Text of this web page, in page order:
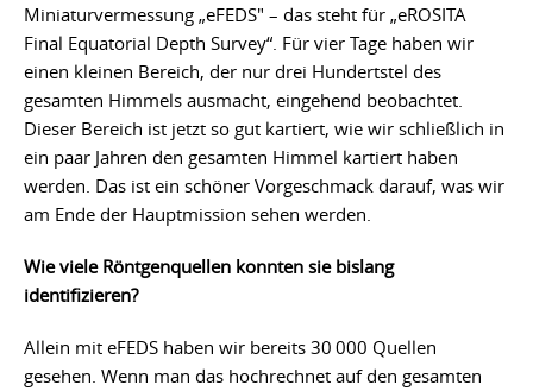
Miniaturvermessung „eFEDS" – das steht für „eROSITA
Final Equatorial Depth Survey“. Für vier Tage haben wir
einen kleinen Bereich, der nur drei Hundertstel des
gesamten Himmels ausmacht, eingehend beobachtet.
Dieser Bereich ist jetzt so gut kartiert, wie wir schließlich in
ein paar Jahren den gesamten Himmel kartiert haben
werden. Das ist ein schöner Vorgeschmack darauf, was wir
am Ende der Hauptmission sehen werden.
Wie viele Röntgenquellen konnten sie bislang
identifizieren?
Allein mit eFEDS haben wir bereits 30 000 Quellen
gesehen. Wenn man das hochrechnet auf den gesamten